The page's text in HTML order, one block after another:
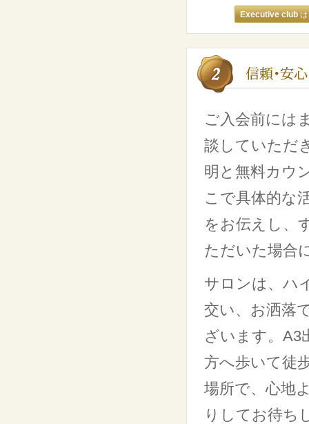
Executive clubは
ご入会前には
談していただ
明と無料カウ
こで具体的な
をお伝えし、
ただいた場合
サロンは、ハ
交い、お洒落
ざいます。A3
方へ歩いて徒
場所で、心地
りしてお待ち